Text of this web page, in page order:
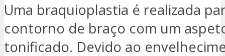
Uma braquioplastia é realizada
contorno de braço com um
tonificado. Devido ao